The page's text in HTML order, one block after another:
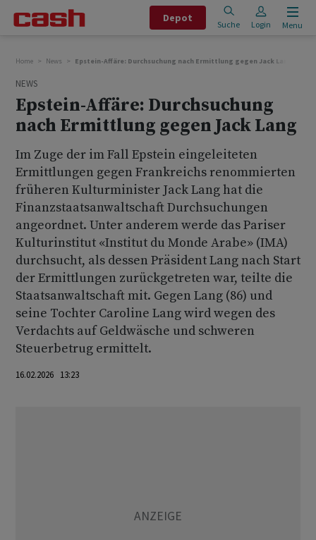
Depot
Suche Login Menu
Home News Epstein-Affäre: Durchsuchung nach Ermittlung gegen Jack Lang
NEWS
Epstein-Affäre: Durchsuchung
nach Ermittlung gegen Jack Lang
Im Zuge der im Fall Epstein eingeleiteten
Ermittlungen gegen Frankreichs renommierten
früheren Kulturminister Jack Lang hat die
Finanzstaatsanwaltschaft Durchsuchungen
angeordnet. Unter anderem werde das Pariser
Kulturinstitut «Institut du Monde Arabe» (IMA)
durchsucht, als dessen Präsident Lang nach Start
der Ermittlungen zurückgetreten war, teilte die
Staatsanwaltschaft mit. Gegen Lang (86) und
seine Tochter Caroline Lang wird wegen des
Verdachts auf Geldwäsche und schweren
Steuerbetrug ermittelt.
16.02.2026 13:23